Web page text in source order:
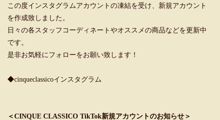
この度インスタグラムアカウントの凍結を受け、新規アカウント
を作成致しました。
日々の各スタッフコーディネートやオススメの商品などを更新中
です。
是非お気軽にフォローをお願い致します！
◆cinqueclassicoインスタグラム
＜CINQUE CLASSICO TikTok新規アカウントのお知らせ＞